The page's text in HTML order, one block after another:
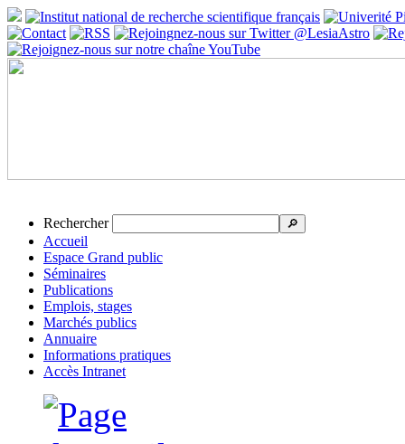
Rechercher 🔎
Accueil
Espace Grand public
Séminaires
Publications
Emplois, stages
Marchés publics
Annuaire
Informations pratiques
Accès Intranet